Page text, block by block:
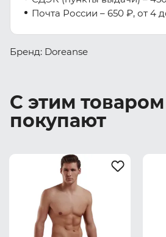
Почта России – 650 ₽, от 4
Бренд: Doreanse
С этим товаром
покупают